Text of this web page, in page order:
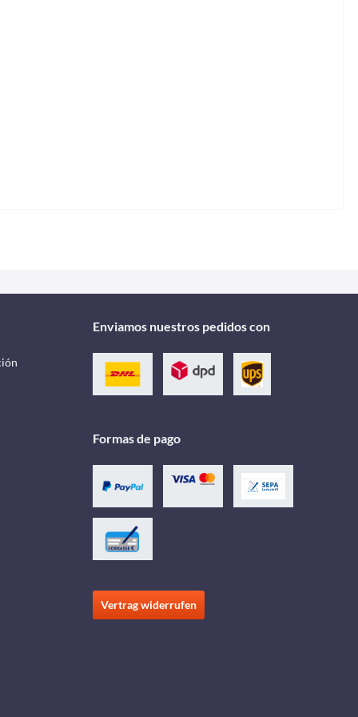
Enviamos nuestros pedidos con
Formas de pago
Vertrag widerrufen